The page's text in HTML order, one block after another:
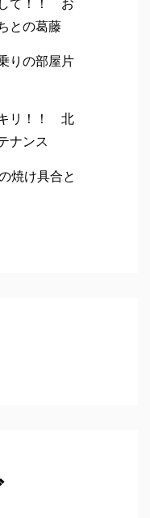
て！！ お
との葛藤
りの部屋片
リ！！ 北
ナンス
焼け具合と